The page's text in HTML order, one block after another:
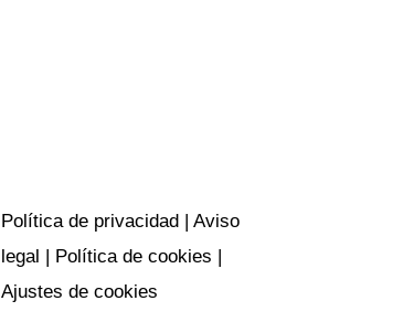
Política de privacidad| Aviso
legal | Política de cookies |
Ajustes de cookies